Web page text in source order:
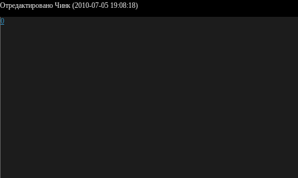
Отредактировано Чинк (2010-07-05 19:08:18)
0